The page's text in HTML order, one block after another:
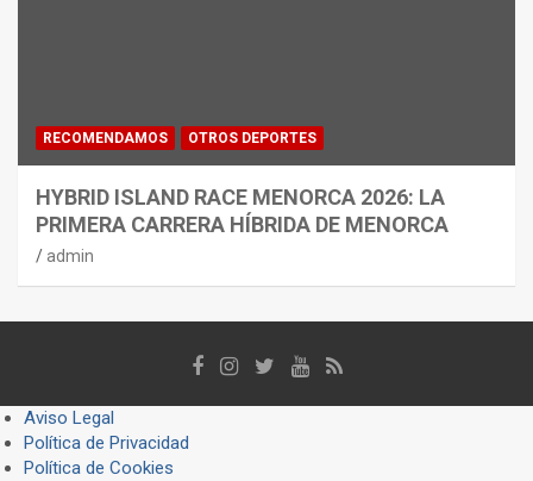
RECOMENDAMOS OTROS DEPORTES
HYBRID ISLAND RACE MENORCA 2026: LA
PRIMERA CARRERA HÍBRIDA DE MENORCA
admin
Aviso Legal
Política de Privacidad
Política de Cookies